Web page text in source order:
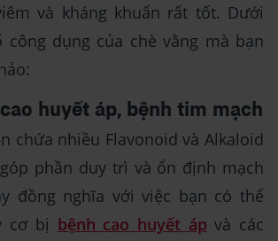
và kháng khuẩn rất tốt. Dưới
công dụng của chè vằng mà bạn
huyết áp, bệnh tim mạch
chứa nhiều Flavonoid và Alkaloid
phần duy trì và ổn định mạch
đồng nghĩa với việc bạn có thể
cơ bị bệnh cao huyết áp và các